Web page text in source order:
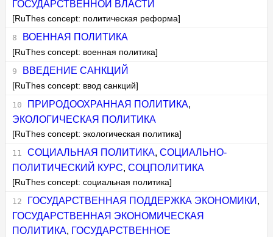
ГОСУДАРСТВЕННОЙ ВЛАСТИ
[RuThes concept: политическая реформа]
ВОЕННАЯ ПОЛИТИКА
[RuThes concept: военная политика]
ВВЕДЕНИЕ САНКЦИЙ
[RuThes concept: ввод санкций]
ПРИРОДООХРАННАЯ ПОЛИТИКА,
ЭКОЛОГИЧЕСКАЯ ПОЛИТИКА
[RuThes concept: экологическая политика]
СОЦИАЛЬНАЯ ПОЛИТИКА, СОЦИАЛЬНО-
ПОЛИТИЧЕСКИЙ КУРС,СОЦПОЛИТИКА
[RuThes concept: социальная политика]
ГОСУДАРСТВЕННАЯ ПОДДЕРЖКА ЭКОНОМИКИ ,
ГОСУДАРСТВЕННАЯ ЭКОНОМИЧЕСКАЯ
ПОЛИТИКА, ГОСУДАРСТВЕННОЕ